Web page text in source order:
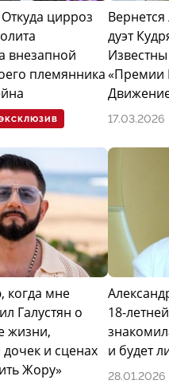
цирроз
внезапной
племянника
дуэт
«Премии
17.03.2026
когда мне
Галустян о
жизни,
и сценах
Жору»
18-
и будет
28.01.2026